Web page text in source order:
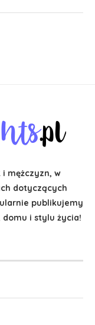
mężczyzn, w
dotyczących
publikujemy
i stylu życia!